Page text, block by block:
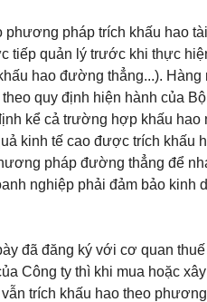
pháp trích khấu hao
tiếp quản lý trước khi thực
hao đường thẳng...).
quy định hiện hành của
kể cả trường hợp khấu
kinh tế cao được trích khấu
pháp đường thẳng để
nghiệp phải đảm bảo kinh
đã đăng ký với cơ quan
Công ty thì khi mua hoặc
trích khấu hao theo